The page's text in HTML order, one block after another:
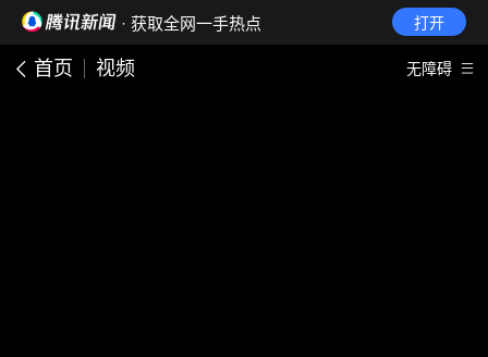
· 获取全网一手热点 打开
首页 视频 无障碍